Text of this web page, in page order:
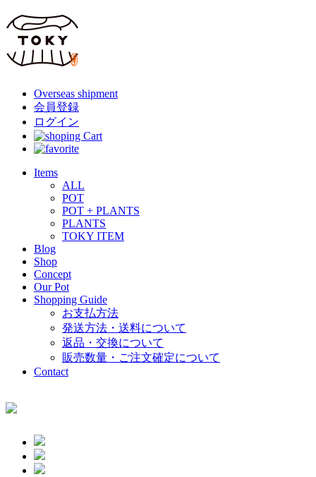
Overseas shipment
会員登録
ログイン
Items
ALL
POT
POT + PLANTS
PLANTS
TOKY ITEM
Blog
Shop
Concept
Our Pot
Shopping Guide
お支払方法
発送方法・送料について
返品・交換について
販売数量・ご注文確定について
Contact